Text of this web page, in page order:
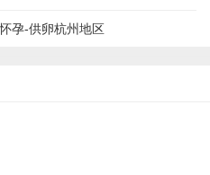
孕-供卵杭州地区